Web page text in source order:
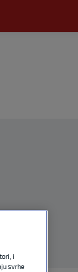
i
svrhe